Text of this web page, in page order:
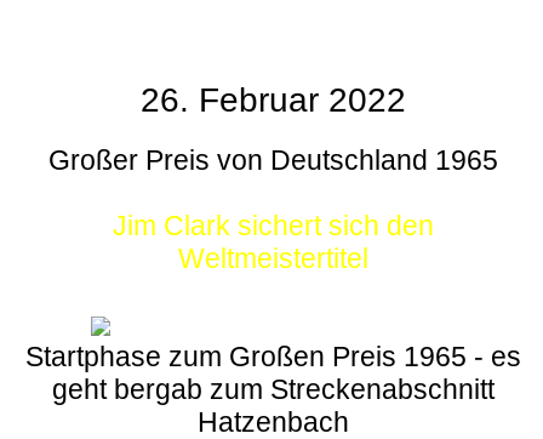
26. Februar 2022
Großer Preis von Deutschland 1965
Jim Clark sichert sich den
Weltmeistertitel
Startphase zum Großen Preis 1965 - es
geht bergab zum Streckenabschnitt
Hatzenbach